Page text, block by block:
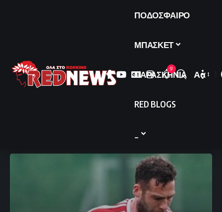
ΠΟΔΟΣΦΑΙΡΟ
ΜΠΑΣΚΕΤ
ΠΑΡΑΣΚΗΝΙΑ
RED BLOGS
9
Font
Αα